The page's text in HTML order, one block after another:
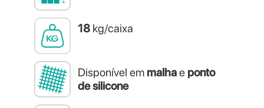
18 kg/caixa
Disponível em malhae ponto
de silicone